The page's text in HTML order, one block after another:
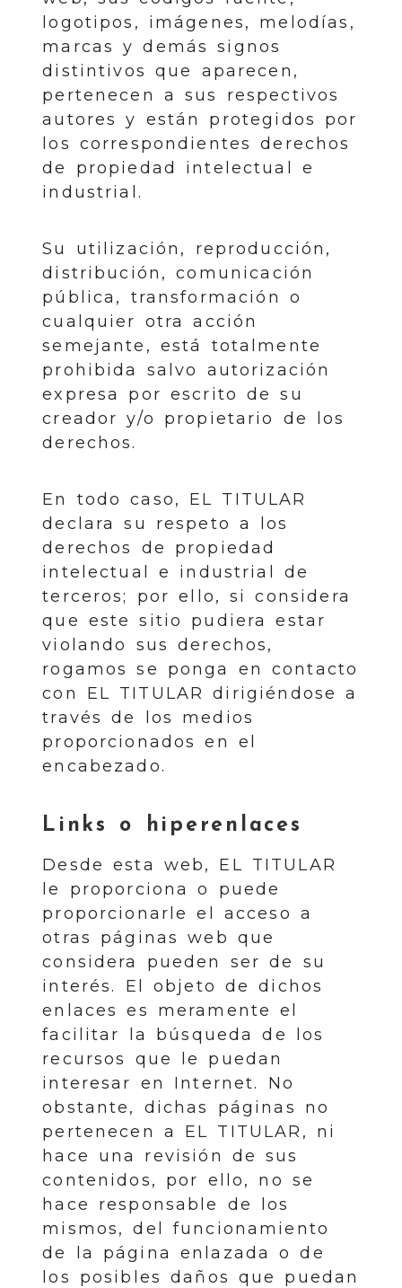
logotipos, imágenes, melodías,
marcas y demás signos
distintivos que aparecen,
pertenecen a sus respectivos
autores y están protegidos por
los correspondientes derechos
de propiedad intelectual e
industrial.
Su utilización, reproducción,
distribución, comunicación
pública, transformación o
cualquier otra acción
semejante, está totalmente
prohibida salvo autorización
expresa por escrito de su
creador y/o propietario de los
derechos.
En todo caso, EL TITULAR
declara su respeto a los
derechos de propiedad
intelectual e industrial de
terceros; por ello, si considera
que este sitio pudiera estar
violando sus derechos,
rogamos se ponga en contacto
con EL TITULAR dirigiéndose a
través de los medios
proporcionados en el
encabezado.
Links o hiperenlaces
Desde esta web, EL TITULAR
le proporciona o puede
proporcionarle el acceso a
otras páginas web que
considera pueden ser de su
interés. El objeto de dichos
enlaces es meramente el
facilitar la búsqueda de los
recursos que le puedan
interesar en Internet. No
obstante, dichas páginas no
pertenecen a EL TITULAR, ni
hace una revisión de sus
contenidos, por ello, no se
hace responsable de los
mismos, del funcionamiento
de la página enlazada o de
los posibles daños que puedan